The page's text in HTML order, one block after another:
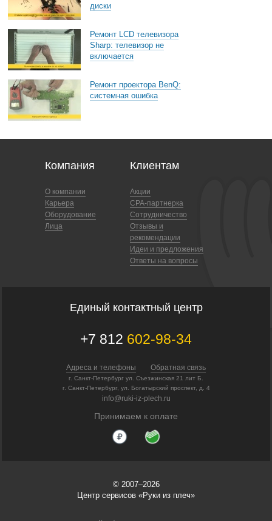
диски
Ремонт LCD телевизора
Sharp: телевизор не
включается
Ремонт проектора BenQ:
системная ошибка
Компания
О компании
Карьера
Оборудование
Лица
Клиентам
Акции
CPA-партнерка
Сотрудничество
Отзывы и
рекомендации
Идеи и предложения
Ответы на вопросы
Единый контактный центр
+7 812 602-98-34
Адреса и телефоны Обратная связь
г. Санкт-Петербург ул. Съезжинская 21 лит Б.
г. Санкт-Петербург, ул. Богатырский проспект, д. 4
info@ruki-iz-plech.ru
Принимаем к оплате
© 2007–2026
Центр сервисов «Руки из плеч»